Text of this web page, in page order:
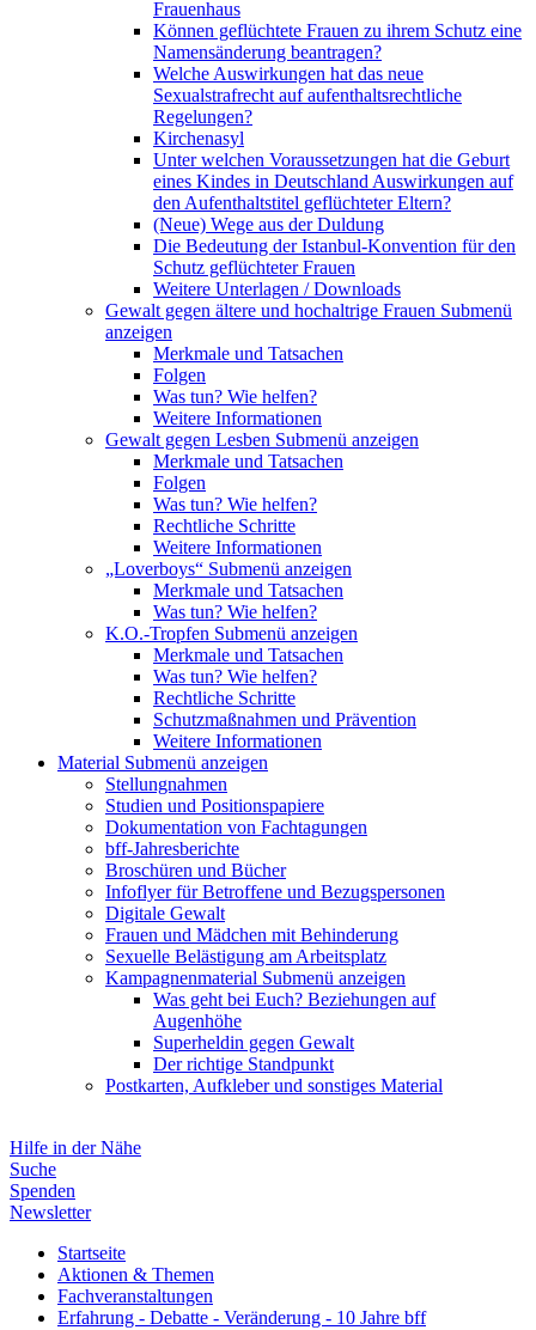
Frauenhaus
Können geflüchtete Frauen zu ihrem Schutz eine
Namensänderung beantragen?
Welche Auswirkungen hat das neue
Sexualstrafrecht auf aufenthaltsrechtliche
Regelungen?
Kirchenasyl
Unter welchen Voraussetzungen hat die Geburt
eines Kindes in Deutschland Auswirkungen auf
den Aufenthaltstitel geflüchteter Eltern?
(Neue) Wege aus der Duldung
Die Bedeutung der Istanbul-Konvention für den
Schutz geflüchteter Frauen
Weitere Unterlagen / Downloads
Gewalt gegen ältere und hochaltrige Frauen Submenü
anzeigen
Merkmale und Tatsachen
Folgen
Was tun? Wie helfen?
Weitere Informationen
Gewalt gegen Lesben Submenü anzeigen
Merkmale und Tatsachen
Folgen
Was tun? Wie helfen?
Rechtliche Schritte
Weitere Informationen
„Loverboys“ Submenü anzeigen
Merkmale und Tatsachen
Was tun? Wie helfen?
K.O.-Tropfen Submenü anzeigen
Merkmale und Tatsachen
Was tun? Wie helfen?
Rechtliche Schritte
Schutzmaßnahmen und Prävention
Weitere Informationen
Material Submenü anzeigen
Stellungnahmen
Studien und Positionspapiere
Dokumentation von Fachtagungen
bff-Jahresberichte
Broschüren und Bücher
Infoflyer für Betroffene und Bezugspersonen
Digitale Gewalt
Frauen und Mädchen mit Behinderung
Sexuelle Belästigung am Arbeitsplatz
Kampagnenmaterial Submenü anzeigen
Was geht bei Euch? Beziehungen auf
Augenhöhe
Superheldin gegen Gewalt
Der richtige Standpunkt
Postkarten, Aufkleber und sonstiges Material
Hilfe in der Nähe
Suche
Spenden
Newsletter
Startseite
Aktionen & Themen
Fachveranstaltungen
Erfahrung - Debatte - Veränderung - 10 Jahre bff